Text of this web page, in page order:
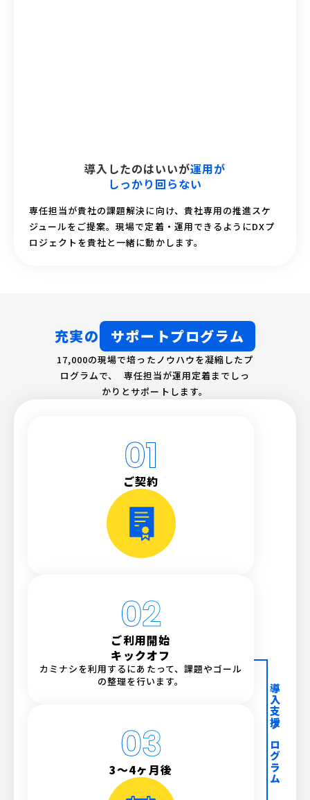
導入したのはいいが運用が
しっかり回らない
専任担当が貴社の課題解決に向け、貴社専用の推進スケ
ジュールをご提案。現場で定着・運用できるようにDXプ
ロジェクトを貴社と一緒に動かします。
充実の サポートプログラム
17,000の現場で培ったノウハウを凝縮したプ
ログラムで、 専任担当が運用定着までしっ
かりとサポートします。
導入支援プログラム
ご契約
ご利用開始
キックオフ
カミナシを利用するにあたって、課題やゴール
の整理を行います。
3〜4ヶ月後